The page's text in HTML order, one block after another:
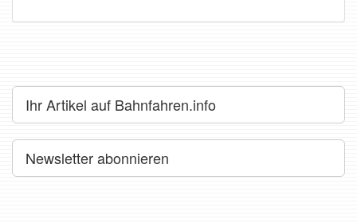
Ihr Artikel auf Bahnfahren.info
Newsletter abonnieren